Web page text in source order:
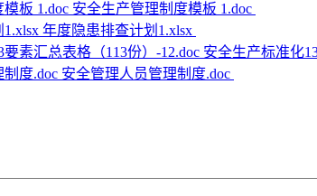
安全生产管理制度模板 1.doc
年度隐患排查计划1.xlsx
安全生产标准化
安全管理人员管理制度.doc